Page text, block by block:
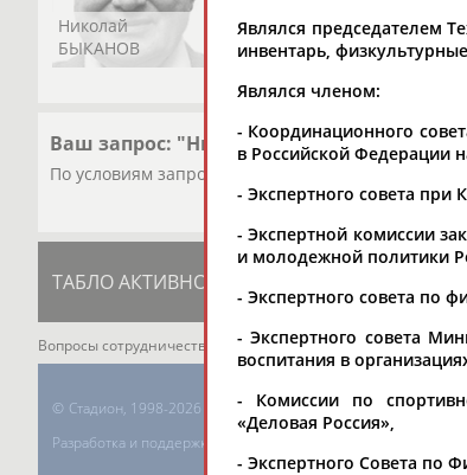
Николай
БЫКАНОВ
Ваш запрос: "Николай БЫКАНОВ"
По условиям запроса публикаций нет
ТАБЛО АКТИВНОСТИ
Вопросы сотрудничества и совместной деятельности
© Стадион, 1998-2026
Разработка и поддержка ООО НАИТ «Стадион»
Являлся председателем
инвентарь,
Являлся членом:
- Координационного
в Российской Федерации
- Экспертного совета
- Экспертной комиссии
и молодежной политики
- Экспертного совета по
- Экспертного совета
воспитания в
- Комиссии по
«Деловая Россия»,
- Экспертного Совета по